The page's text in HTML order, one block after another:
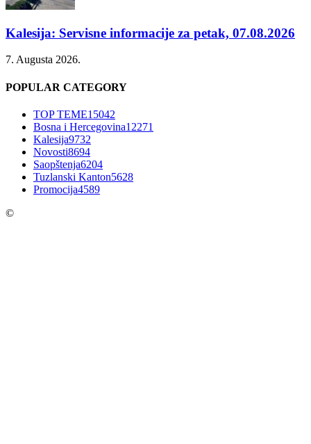
Kalesija: Servisne informacije za petak, 07.08.2026
7. Augusta 2026.
POPULAR CATEGORY
TOP TEME15042
Bosna i Hercegovina12271
Kalesija9732
Novosti8694
Saopštenja6204
Tuzlanski Kanton5628
Promocija4589
©